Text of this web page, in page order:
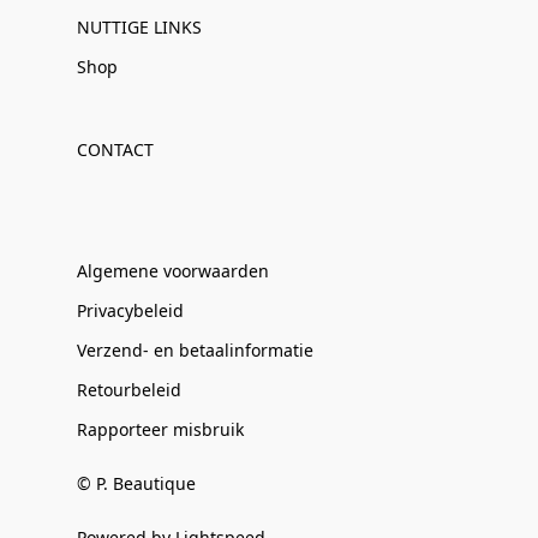
NUTTIGE LINKS
Shop
CONTACT
Algemene voorwaarden
Privacybeleid
Verzend- en betaalinformatie
Retourbeleid
Rapporteer misbruik
© P. Beautique